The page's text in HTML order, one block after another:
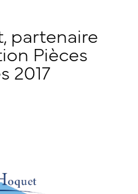
partenaire
Pièces
2017